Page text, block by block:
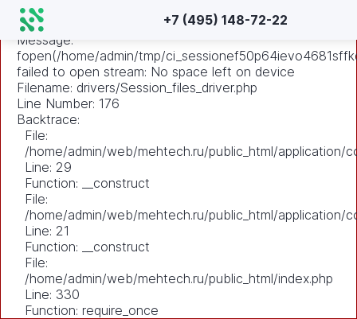
A PHP Error was encountered
Severity: Warning
Message:
fopen(/home/admin/tmp/
failed to open stream: No space left on device
Filename: drivers/Session_files_driver.php
Line Number: 176
Backtrace:
File:
/home/admin/web/mehtech.ru/public_html/application/
Line: 29
Function: __construct
File:
/home/admin/web/mehtech.ru/public_html/application/
Line: 21
Function: __construct
File:
/home/admin/web/mehtech.ru/public_html/index.php
Line: 330
Function: require_once
+7 (495) 148-72-22